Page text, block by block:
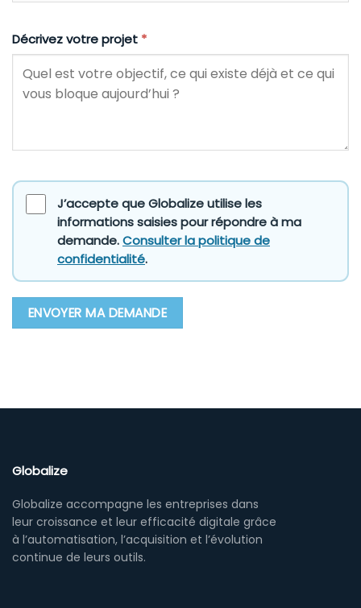
Décrivez votre projet *
J’accepte que Globalize utilise les
informations saisies pour répondre à ma
demande.Consulter la politique de
confidentialité.
Globalize
Globalize accompagne les entreprises dans
leur croissance et leur efficacité digitale grâce
à l’automatisation, l’acquisition et l’évolution
continue de leurs outils.